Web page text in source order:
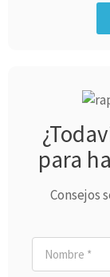
para
Consejos